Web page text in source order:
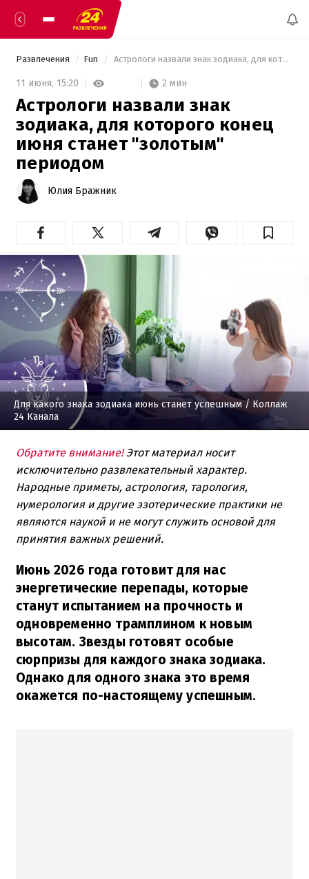
Развлечения Fun Астрологи назвали знак зодиака, для которого конец июня станет "золотым" периодом
11 июня, 15:20 2 мин
Астрологи назвали знак
зодиака, для которого конец
июня станет "золотым"
периодом
Юлия Бражник
Для какого знака зодиака июнь станет успешным/ Коллаж
24 Канала
Обратите внимание!Этот материал носит
исключительно развлекательный характер.
Народные приметы, астрология, тарология,
нумерология и другие эзотерические практики не
являются наукой и не могут служить основой для
принятия важных решений.
Июнь 2026 года готовит для нас
энергетические перепады, которые
станут испытанием на прочность и
одновременно трамплином к новым
высотам. Звезды готовят особые
сюрпризы для каждого знака зодиака.
Однако для одного знака это время
окажется по-настоящему успешным.